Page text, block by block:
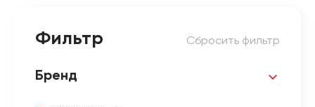
Фильтр Сбросить фильтр
Бренд